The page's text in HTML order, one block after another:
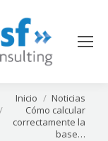
aquí:
Inicio
Noticias
Cómo calcular
correctamente la
base…